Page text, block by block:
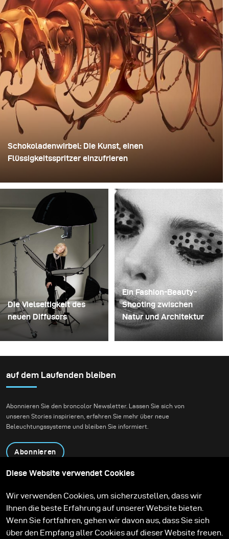
Schokoladenwirbel: Die Kunst, einen
Flüssigkeitsspritzer einzufrieren
günstiger Einweg-Sektgläser aus Kunststoff. Er
entfernte die Standfüße, bohrte ein Loch durch die Mitte
jedes einzelnen Glases und steckte sie anschließend
auf einen Bohrer. So entstand eine mehrschichtige,
rotierende Konstruktion, die die Flüssigkeit zunächst
aufnehmen und dann freigeben konnte.
Die Vielseitigkeit des
neuen Diffusors
Manche Shootings
neues Equipment
auszuprobieren. Dieses
zugleich. Vor Kurzem
erhielt ich den neuen
broncolor Focus 110
Schirm und konnte es
kaum erwarten, ihn in
Shooting einzusetzen.
Ein Fashion-Beauty-
Shooting zwischen
Natur und Architektur
Für dieses Projekt hatten
Architektur miteinander
verbindet.
auf dem Laufenden bleiben
Abonnieren Sie den broncolor Newsletter. Lassen Sie sich von
unseren Stories inspirieren, erfahren Sie mehr über neue
Beleuchtungssysteme und bleiben Sie informiert.
Abonnieren
Kontakt
Technologien
Contribute to our blog
Lernen
Support
Karriere
Media Center
Diese Website verwendet Cookies
Wir verwenden Cookies, um sicherzustellen, dass wir
Ihnen die beste Erfahrung auf unserer Website bieten.
Wenn Sie fortfahren, gehen wir davon aus, dass Sie sich
über den Empfang aller Cookies auf dieser Website freuen.